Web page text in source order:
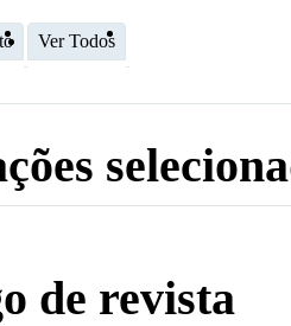
Ver Todos
de revista